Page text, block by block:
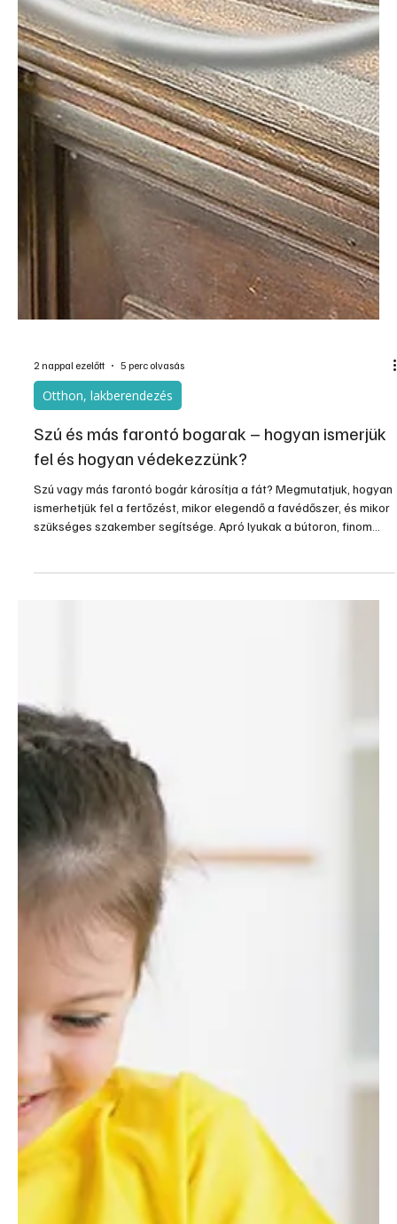
2 nappal ezelőtt 5 perc olvasás
Szú és más farontó bogarak – hogyan ismerjük
faliszt a gerenda alatt vagy halk sercegő hangok a fából – ezek
mind farontó bogarak jelenlétére utalhatnak. Sokan ilyenkor
egyszerűen azt mondják, hogy „szú van a fában”, pedig több
különböző farontó bogár is okozhat hasonló károkat.
Megmutatjuk, hogyan ismerhetjük fel a fertőzést, milye